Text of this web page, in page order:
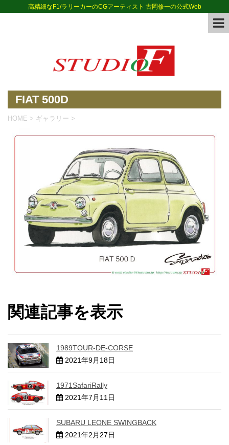
高精細なF1/ラリーカーのCGアーティスト 古岡修一の公式Web
FIAT 500D
HOME > ギャラリー >
関連記事を表示
1989TOUR-DE-CORSE
2021年9月18日
1971SafariRally
2021年7月11日
SUBARU LEONE SWINGBACK
2021年2月27日